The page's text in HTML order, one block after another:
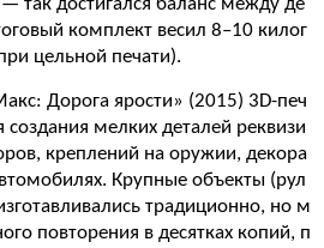
так достигался баланс между де
комплект весил 8–10 килог
цельной печати).
Дорога ярости» (2015) 3D-печ
создания мелких деталей реквизи
креплений на оружии, декора
Крупные объекты (рул
традиционно, но м
повторения в десятках копий, п